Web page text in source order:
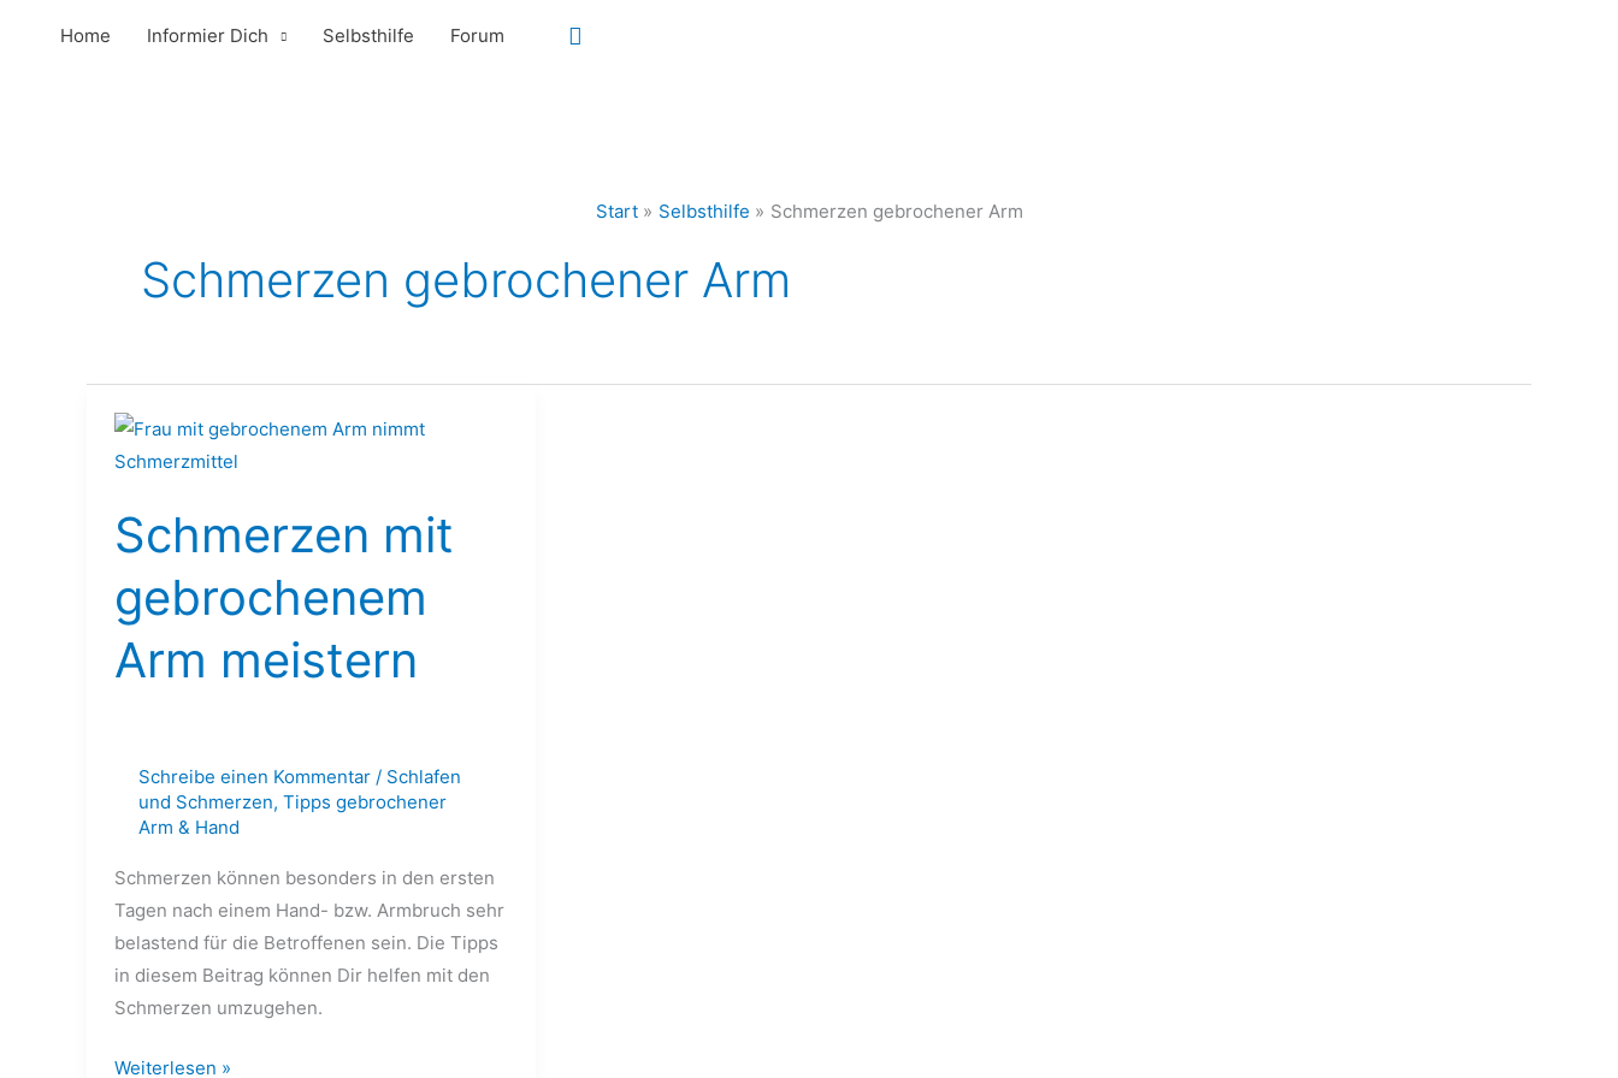
Home Informier Dich Selbsthilfe Forum Suchen
Start Selbsthilfe Schmerzen gebrochener Arm
Schmerzen gebrochener Arm
Schmerzen mit
gebrochenem
Arm meistern
Schreibe einen Kommentar / Schlafen
und Schmerzen, Tipps gebrochener
Arm & Hand
Schmerzen können besonders in den ersten
Tagen nach einem Hand- bzw. Armbruch sehr
belastend für die Betroffenen sein. Die Tipps
in diesem Beitrag können Dir helfen mit den
Schmerzen umzugehen.
Schmerzen
mit
Arm
meistern
Weiterlesen »